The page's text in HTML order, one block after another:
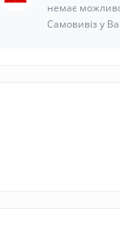
немає
Самовивіз у